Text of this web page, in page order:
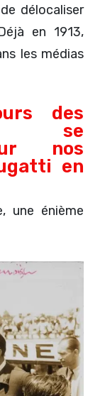
délocaliser
en 1913,
les médias
des
se
nos
en
une énième